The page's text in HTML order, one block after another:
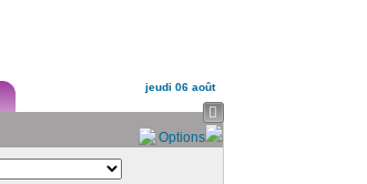
jeudi 06 août

Options